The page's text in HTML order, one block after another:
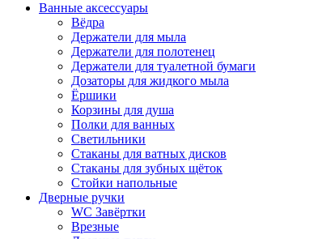
Ванные аксессуары
Вёдра
Держатели для мыла
Держатели для полотенец
Держатели для туалетной бумаги
Дозаторы для жидкого мыла
Ёршики
Корзины для душа
Полки для ванных
Светильники
Стаканы для ватных дисков
Стаканы для зубных щёток
Стойки напольные
Дверные ручки
WC Завёртки
Врезные